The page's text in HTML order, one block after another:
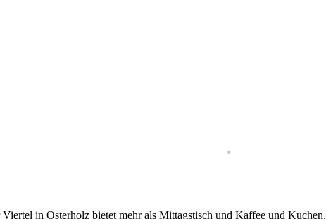
in Osterholz bietet mehr als Mittagstisch und Kaffee und Kuchen.